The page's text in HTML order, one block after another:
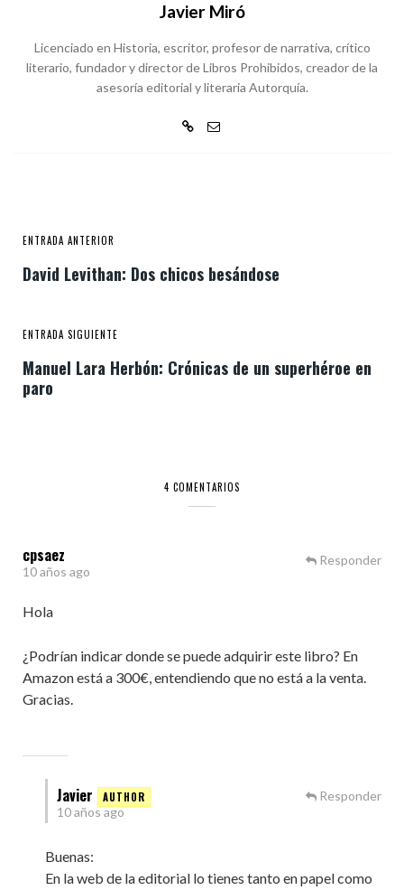
Javier Miró
Licenciado en Historia, escritor, profesor de narrativa, crítico
literario, fundador y director de Libros Prohibidos, creador de la
asesoría editorial y literaria Autorquía.
ENTRADA ANTERIOR
David Levithan: Dos chicos besándose
ENTRADA SIGUIENTE
Manuel Lara Herbón: Crónicas de un superhéroe en
paro
4 COMENTARIOS
cpsaez
10 años ago
Hola
¿Podrían indicar donde se puede adquirir este libro? En
Amazon está a 300€, entendiendo que no está a la venta.
Gracias.
Responder
Javier
10 años ago
Buenas:
En la web de la editorial lo tienes tanto en papel como
Responder